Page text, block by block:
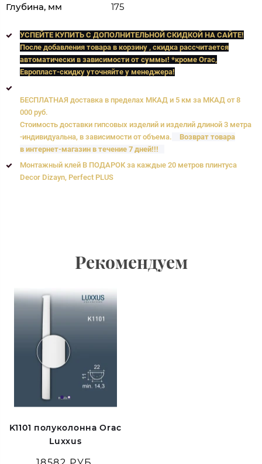
Глубина, мм
175
УСПЕЙТЕ КУПИТЬ C ДОПОЛНИТЕЛЬНОЙ СКИДКОЙ НА САЙТЕ!
После добавления товара в корзину , скидка рассчитается
автоматически в зависимости от суммы! *кроме Orac,
Европласт-скидку уточняйте у менеджера!
БЕСПЛАТНАЯ доставка в пределах МКАД и 5 км за МКАД от 8
000 руб.
Стоимость доставки гипсовых изделий и изделий длиной 3 метра
-индивидуальна, в зависимости от объема.
Возврат товара
в интернет-магазин в течение 7 дней!!!
Монтажный клей В ПОДАРОК за каждые 20 метров плинтуса
Decor Dizayn, Perfect PLUS
Рекомендуем
K1101 полуколонна Orac
Luxxus